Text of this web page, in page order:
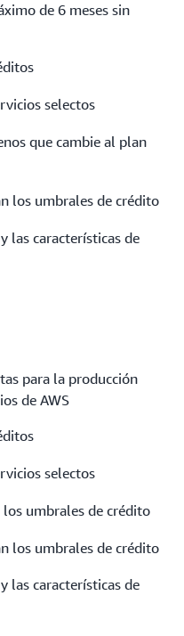
de 6 meses sin
selectos
que cambie al plan
los umbrales de crédito
las características de
para la producción
de AWS
selectos
los umbrales de crédito
los umbrales de crédito
las características de